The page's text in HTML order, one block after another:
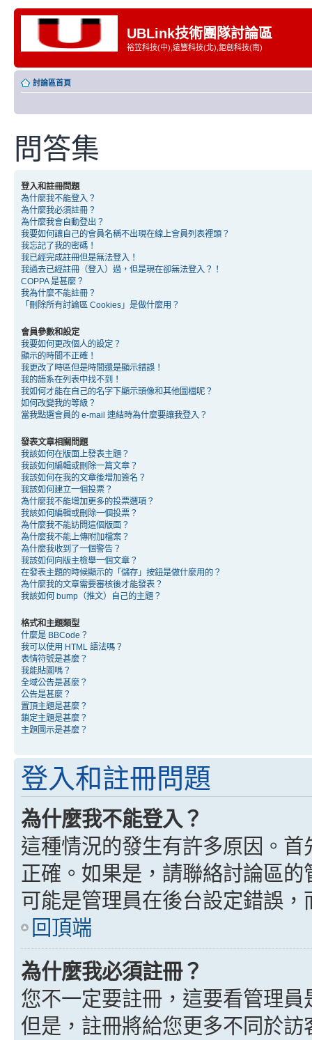
UBLink技術團隊討論區
裕笠科技(中),遠豐科技(北),鉅創科技(南)
討論區首頁
問答集
登入和註冊問題
為什麼我不能登入？
為什麼我必須註冊？
為什麼我會自動登出？
我要如何讓自己的會員名稱不出現在線上會員列表裡頭？
我忘記了我的密碼！
我已經完成註冊但是無法登入！
我過去已經註冊（登入）過，但是現在卻無法登入？！
COPPA 是甚麼？
我為什麼不能註冊？
「刪除所有討論區 Cookies」是做什麼用？
會員參數和設定
我要如何更改個人的設定？
顯示的時間不正確！
我更改了時區但是時間還是顯示錯誤！
我的語系在列表中找不到！
我如何才能在自己的名字下顯示頭像和其他圖檔呢？
如何改變我的等級？
當我點選會員的 e-mail 連結時為什麼要讓我登入？
發表文章相關問題
我該如何在版面上發表主題？
我該如何編輯或刪除一篇文章？
我該如何在我的文章後增加簽名？
我該如何建立一個投票？
為什麼我不能增加更多的投票選項？
我該如何編輯或刪除一個投票？
為什麼我不能訪問這個版面？
為什麼我不能上傳附加檔案？
為什麼我收到了一個警告？
我該如何向版主檢舉一個文章？
在發表主題的時候顯示的「儲存」按鈕是做什麼用的？
為什麼我的文章需要審核後才能發表？
我該如何 bump（推文）自己的主題？
格式和主題類型
什麼是 BBCode？
我可以使用 HTML 語法嗎？
表情符號是甚麼？
我能貼圖嗎？
全域公告是甚麼？
公告是甚麼？
置頂主題是甚麼？
鎖定主題是甚麼？
主題圖示是甚麼？
登入和註冊問題
為什麼我不能登入？
這種情況的發生有許多原因。
正確。如果是，請聯絡討論區
可能是管理員在後台設定錯誤
回頂端
為什麼我必須註冊？
您不一定要註冊，這要看管理
但是，註冊將給您更多不同於